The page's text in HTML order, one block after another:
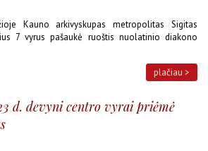
Kauno arkivyskupas metropolitas Sigitas
7 vyrus pašaukė ruoštis nuolatinio diakono
plačiau >
d. devyni centro vyrai priėmė